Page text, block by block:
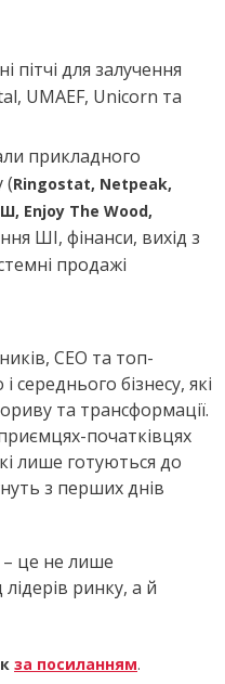
пітчі для залучення
UMAEF, Unicorn та
прикладного
(Ringostat, Netpeak,
Enjoy The Wood,
ШІ, фінанси, вихід з
продажі
CEO та топ-
бізнесу, які
та трансформації.
початківцях
лише готуються до
з перших днів
це не лише
ринку, а й
за посиланням.